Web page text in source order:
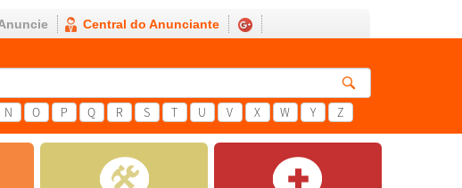
Central do Anunciante
N O P Q R S T U V X W Y Z